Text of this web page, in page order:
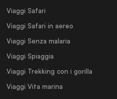
Viaggi Safari
Viaggi Safari in aereo
Viaggi Senza malaria
Viaggi Spiaggia
Viaggi Trekking con i gorilla
Viaggi Vita marina